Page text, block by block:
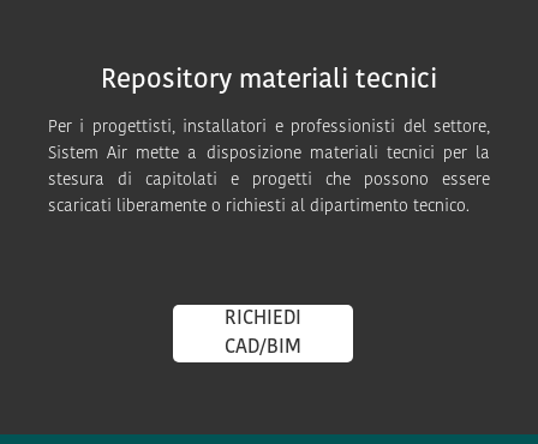
Repository materiali tecnici
Per i progettisti, installatori e professionisti del settore,
Sistem Air mette a disposizione materiali tecnici per la
stesura di capitolati e progetti che possono essere
scaricati liberamente o richiesti al dipartimento tecnico.
RICHIEDI
CAD/BIM